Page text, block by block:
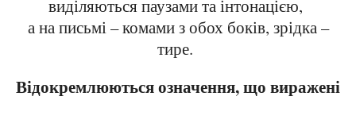
виділяються паузами та інтонацією,
а на письмі – комами з обох боків, зрідка –
тире.
Відокремлюються означення, що виражені